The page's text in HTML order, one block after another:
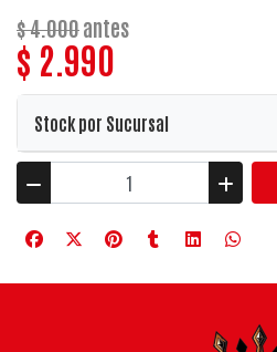
$ 4.000antes
$ 2.990
Stock por Sucursal